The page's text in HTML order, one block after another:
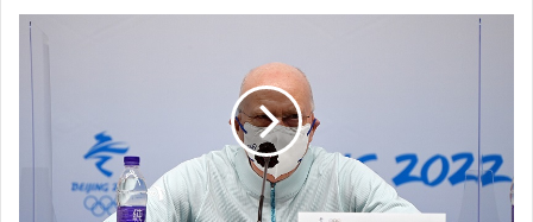
ОД
26
ПОЛИТИКА